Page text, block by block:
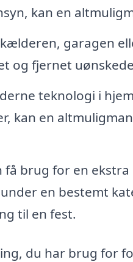
kan en
garagen
og fjernet
teknologi i
kan en
få brug for en
en bestemt
til en fest.
du har brug for